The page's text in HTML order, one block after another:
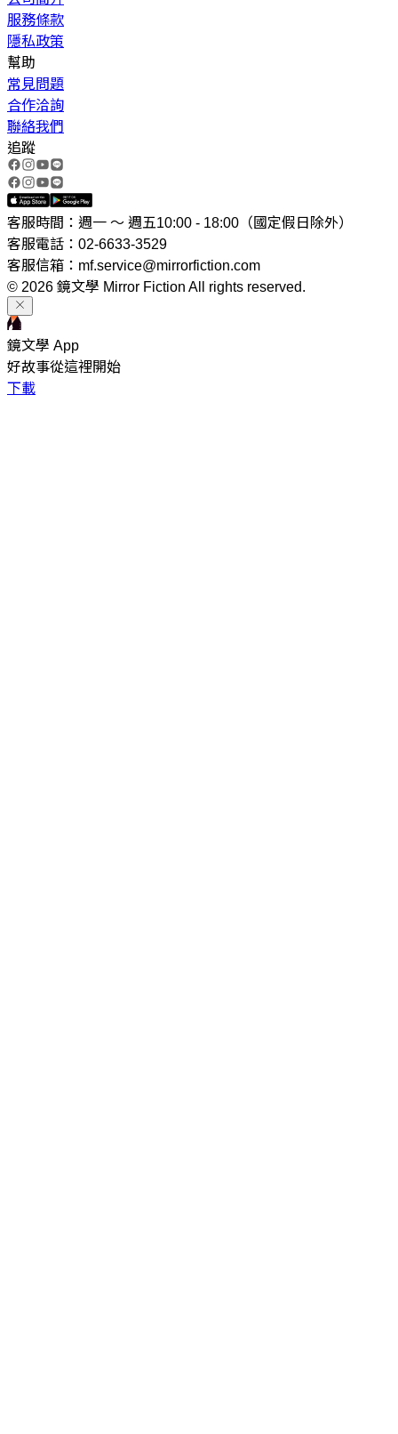
服務條款
隱私政策
幫助
常見問題
合作洽詢
聯絡我們
追蹤
客服時間：週一 ～ 週五10:00 - 18:00（國定假日除外）
客服電話：02-6633-3529
客服信箱：mf.service@mirrorfiction.com
© 2026 鏡文學 Mirror Fiction All rights reserved.
鏡文學 App
好故事從這裡開始
下載